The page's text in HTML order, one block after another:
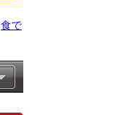
食で